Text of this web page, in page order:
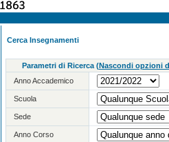
Cerca Insegnamenti
Parametri di Ricerca (Nascondi opzioni
Anno Accademico
Scuola
Sede
Anno Corso